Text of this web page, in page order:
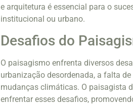
e arquitetura é essencial para o
institucional ou urbano.
Desafios do
O paisagismo enfrenta diversos
urbanização desordenada, a falta
mudanças climáticas. O paisagista
enfrentar esses desafios,